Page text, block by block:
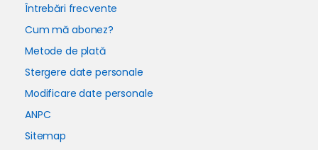
Întrebări frecvente
Cum mă abonez?
Metode de plată
Stergere date personale
Modificare date personale
ANPC
Sitemap